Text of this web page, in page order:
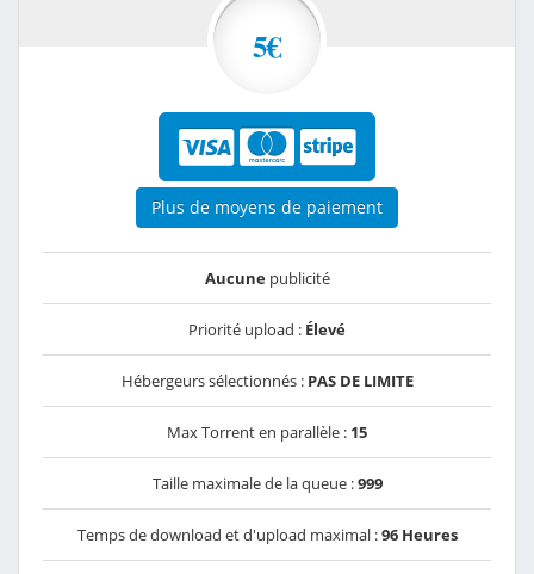
5€
Plus de moyens de paiement
Aucunepublicité
Priorité upload : Élevé
Hébergeurs sélectionnés : PAS DE LIMITE
Max Torrent en parallèle : 15
Taille maximale de la queue :999
Temps de download et d'upload maximal :96 Heures